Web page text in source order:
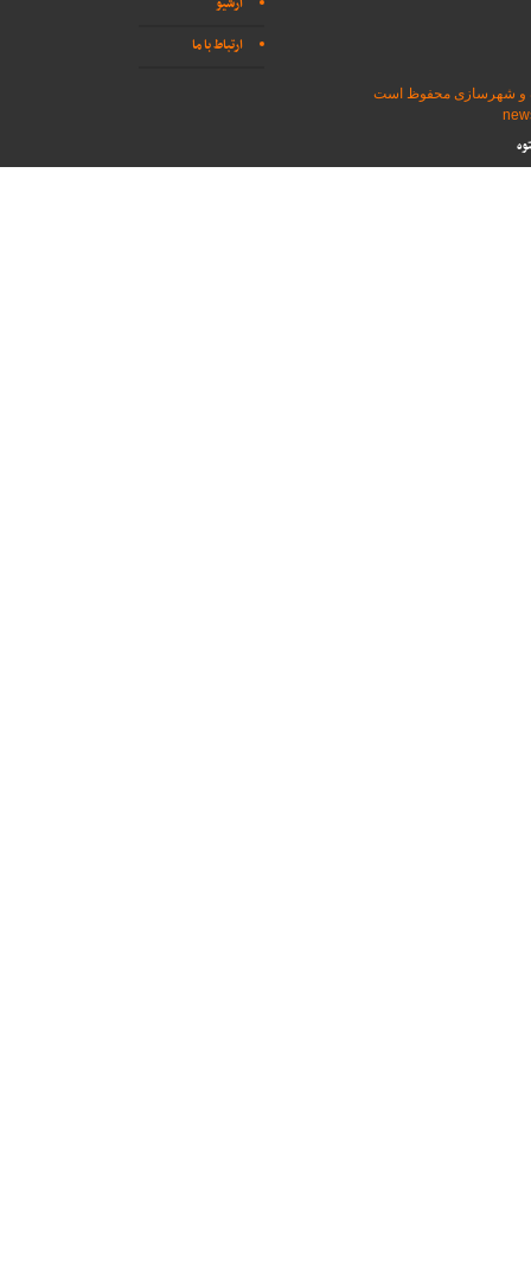
ارتباط با ما
و شهرسازی محفوظ است